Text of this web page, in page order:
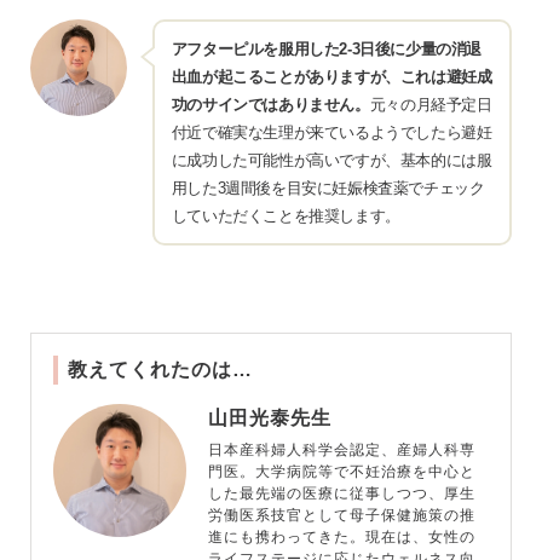
アフターピルを服用した2-3日後に少量の消退
出血が起こることがありますが、これは避妊成
功のサインではありません。 元々の月経予定日
付近で確実な生理が来ているようでしたら避妊
に成功した可能性が高いですが、基本的には服
用した3週間後を目安に妊娠検査薬でチェック
していただくことを推奨します。
教えてくれたのは…
山田光泰先生
日本産科婦人科学会認定、産婦人科専
門医。大学病院等で不妊治療を中心と
した最先端の医療に従事しつつ、厚生
労働医系技官として母子保健施策の推
進にも携わってきた。現在は、女性の